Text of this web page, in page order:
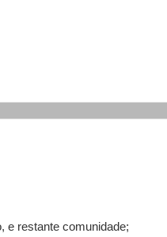
e restante comunidade;